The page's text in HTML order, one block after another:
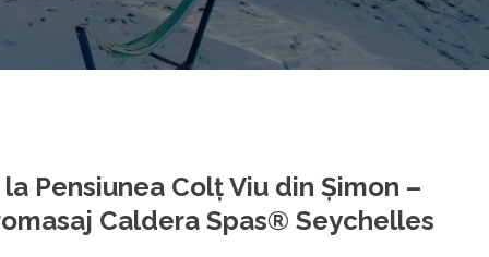
Pensiunea Colț Viu din Șimon –
Caldera Spas® Seychelles